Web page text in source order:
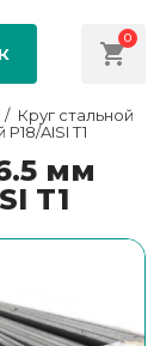
0
Круг стальной
AISI T1
мм
T1